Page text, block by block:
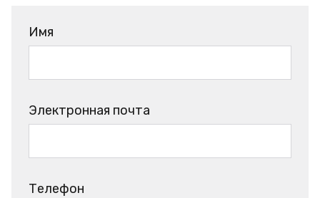
Имя
Электронная почта
Телефон